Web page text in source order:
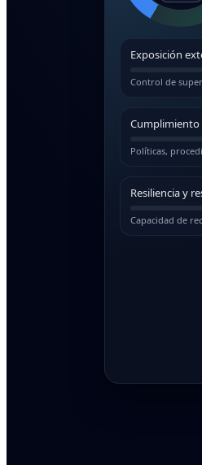
Exposición
Control de
Cumplimiento
Políticas,
Resiliencia y
Capacidad de